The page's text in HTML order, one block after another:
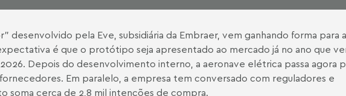
desenvolvido pela Eve, subsidiária da Embraer, vem ganhando forma para
é que o protótipo seja apresentado ao mercado já no ano que
Depois do desenvolvimento interno, a aeronave elétrica passa agora
Em paralelo, a empresa tem conversado com reguladores e
soma cerca de 2,8 mil intenções de compra.